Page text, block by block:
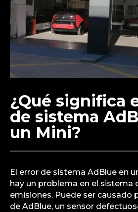
¿Qué significa
de sistema
un Mini?
El error de sistema AdBlue en
hay un problema en el sistema
emisiones. Puede ser causado
de AdBlue, un sensor